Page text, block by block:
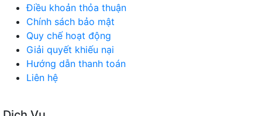
Điều khoản thỏa thuận
Chính sách bảo mật
Quy chế hoạt động
Giải quyết khiếu nại
Hướng dẫn thanh toán
Liên hệ